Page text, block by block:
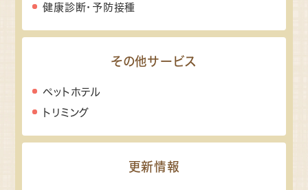
健康診断・予防接種
その他サービス
ペットホテル
トリミング
更新情報